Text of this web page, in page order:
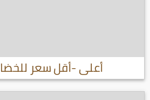
أعلى -أقل سعر للخضار